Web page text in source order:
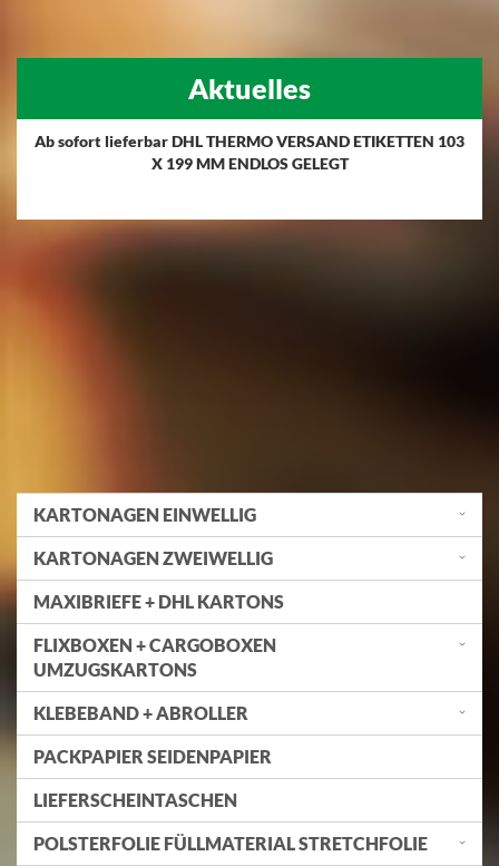
Aktuelles
Ab sofort lieferbar DHL THERMO VERSAND ETIKETTEN 103
X 199 MM ENDLOS GELEGT
KARTONAGEN EINWELLIG
KARTONAGEN ZWEIWELLIG
MAXIBRIEFE + DHL KARTONS
FLIXBOXEN + CARGOBOXEN
UMZUGSKARTONS
KLEBEBAND + ABROLLER
PACKPAPIER SEIDENPAPIER
LIEFERSCHEINTASCHEN
POLSTERFOLIE FÜLLMATERIAL STRETCHFOLIE